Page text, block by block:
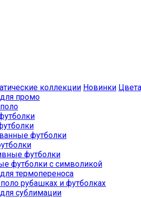
коллекции Новинки Цвета
промо
футболки
футболки
футболки с символикой
термопереноса
рубашках и футболках
сублимации